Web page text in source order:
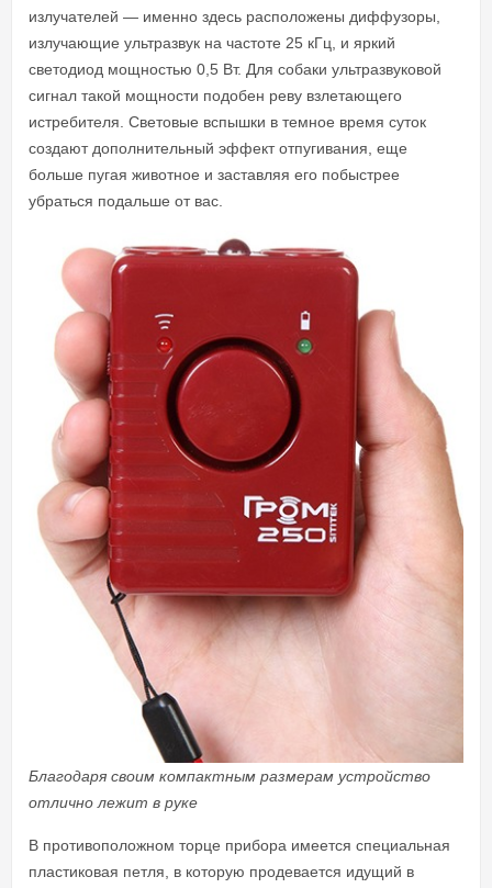
излучателей — именно здесь расположены диффузоры,
излучающие ультразвук на частоте 25 кГц, и яркий
светодиод мощностью 0,5 Вт. Для собаки ультразвуковой
сигнал такой мощности подобен реву взлетающего
истребителя. Световые вспышки в темное время суток
создают дополнительный эффект отпугивания, еще
больше пугая животное и заставляя его побыстрее
убраться подальше от вас.
Благодаря своим компактным размерам устройство
отлично лежит в руке
В противоположном торце прибора имеется специальная
пластиковая петля, в которую продевается идущий в